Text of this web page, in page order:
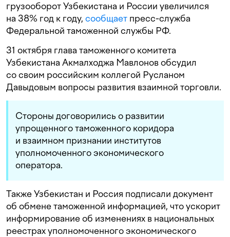
грузооборот Узбекистана и России увеличился
на 38% год к году, сообщает пресс-служба
Федеральной таможенной службы РФ.
31 октября глава таможенного комитета
Узбекистана Акмалходжа Мавлонов обсудил
со своим российским коллегой Русланом
Давыдовым вопросы развития взаимной торговли.
Стороны договорились о развитии
упрощенного таможенного коридора
и взаимном признании институтов
уполномоченного экономического
оператора.
Также Узбекистан и Россия подписали документ
об обмене таможенной информацией, что ускорит
информирование об изменениях в национальных
реестрах уполномоченного экономического